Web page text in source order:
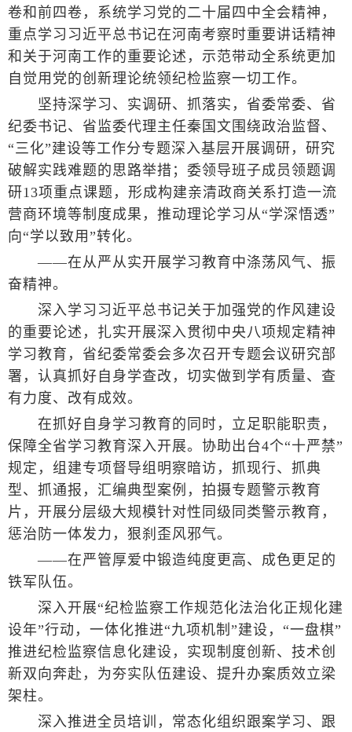
卷和前四卷，系统学习党的二十届四中全会精神，
重点学习习近平总书记在河南考察时重要讲话精神
和关于河南工作的重要论述，示范带动全系统更加
自觉用党的创新理论统领纪检监察一切工作。
坚持深学习、实调研、抓落实，省委常委、省
纪委书记、省监委代理主任秦国文围绕政治监督、
“三化”建设等工作分专题深入基层开展调研，研究
破解实践难题的思路举措；委领导班子成员领题调
研13项重点课题，形成构建亲清政商关系打造一流
营商环境等制度成果，推动理论学习从“学深悟透”
向“学以致用”转化。
——在从严从实开展学习教育中涤荡风气、振
奋精神。
深入学习习近平总书记关于加强党的作风建设
的重要论述，扎实开展深入贯彻中央八项规定精神
学习教育，省纪委常委会多次召开专题会议研究部
署，认真抓好自身学查改，切实做到学有质量、查
有力度、改有成效。
在抓好自身学习教育的同时，立足职能职责，
保障全省学习教育深入开展。协助出台4个“十严禁”
规定，组建专项督导组明察暗访，抓现行、抓典
型、抓通报，汇编典型案例，拍摄专题警示教育
片，开展分层级大规模针对性同级同类警示教育，
惩治防一体发力，狠刹歪风邪气。
——在严管厚爱中锻造纯度更高、成色更足的
铁军队伍。
深入开展“纪检监察工作规范化法治化正规化建
设年”行动，一体化推进“九项机制”建设，“一盘棋”
推进纪检监察信息化建设，实现制度创新、技术创
新双向奔赴，为夯实队伍建设、提升办案质效立梁
架柱。
深入推进全员培训，常态化组织跟案学习、跟